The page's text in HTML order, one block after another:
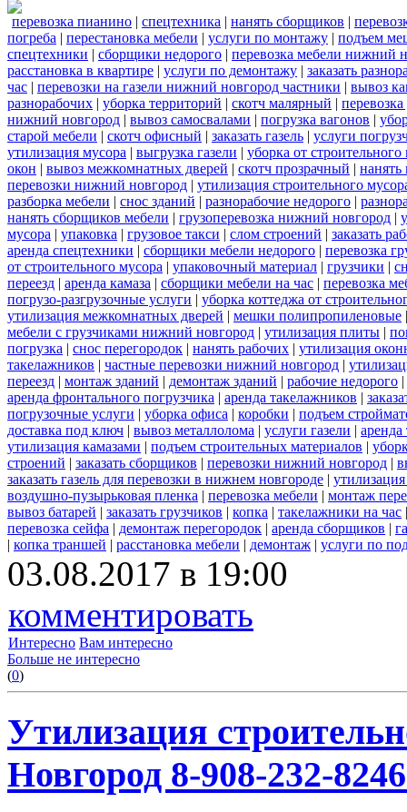
перевозка пианино | спецтехника | нанять сборщиков |
погреба | перестановка мебели | услуги по монтажу | подъем
спецтехники | сборщики недорого | перевозка мебели нижний
расстановка в квартире | услуги по демонтажу | заказать
час | перевозки на газели нижний новгород частники | вывоз
разнорабочих | уборка территорий | скотч малярный |
нижний новгород | вывоз самосвалами | погрузка вагонов |
старой мебели | скотч офисный | заказать газель | услуги
утилизация мусора | выгрузка газели | уборка от строительного
окон | вывоз межкомнатных дверей | скотч прозрачный | нанять
перевозки нижний новгород | утилизация строительного
разборка мебели | снос зданий | разнорабочие недорого |
нанять сборщиков мебели | грузоперевозка нижний новгород |
мусора | упаковка | грузовое такси | слом строений | заказать
аренда спецтехники | сборщики мебели недорого | перевозка
от строительного мусора | упаковочный материал | грузчики |
переезд | аренда камаза | сборщики мебели на час | перевозка
погрузо-разгрузочные услуги | уборка коттеджа от
утилизация межкомнатных дверей | мешки полипропиленовые
мебели с грузчиками нижний новгород | утилизация плиты |
погрузка | снос перегородок | нанять рабочих | утилизация
такелажников | частные перевозки нижний новгород |
переезд | монтаж зданий | демонтаж зданий | рабочие недорого |
аренда фронтального погрузчика | аренда такелажников |
погрузочные услуги | уборка офиса | коробки | подъем
доставка под ключ | вывоз металлолома | услуги газели | аренда
утилизация камазами | подъем строительных материалов |
строений | заказать сборщиков | перевозки нижний новгород |
заказать газель для перевозки в нижнем новгороде |
воздушно-пузырьковая пленка | перевозка мебели | монтаж
вывоз батарей | заказать грузчиков | копка | такелажники на час
перевозка сейфа | демонтаж перегородок | аренда сборщиков |
| копка траншей | расстановка мебели | демонтаж | услуги по
03.08.2017 в 19:00
комментировать
Интересно Вам интересно
Больше не интересно
(0)
Утилизация
Новгород 8-908-232-